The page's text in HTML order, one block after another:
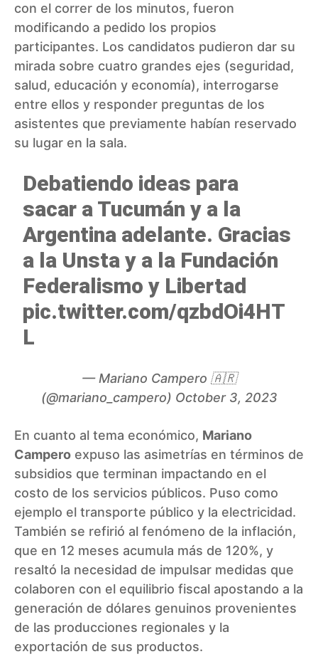
con el correr de los minutos, fueron
modificando a pedido los propios
participantes. Los candidatos pudieron dar su
mirada sobre cuatro grandes ejes (seguridad,
salud, educación y economía), interrogarse
entre ellos y responder preguntas de los
asistentes que previamente habían reservado
su lugar en la sala.
Debatiendo ideas para
sacar a Tucumán y a la
Argentina adelante. Gracias
a la Unsta y a la Fundación
Federalismo y Libertad
pic.twitter.com/qzbdOi4HT
L
— Mariano Campero 🇦🇷
(@mariano_campero) October 3, 2023
En cuanto al tema económico, Mariano
Campero expuso las asimetrías en términos de
subsidios que terminan impactando en el
costo de los servicios públicos. Puso como
ejemplo el transporte público y la electricidad.
También se refirió al fenómeno de la inflación,
que en 12 meses acumula más de 120%, y
resaltó la necesidad de impulsar medidas que
colaboren con el equilibrio fiscal apostando a la
generación de dólares genuinos provenientes
de las producciones regionales y la
exportación de sus productos.